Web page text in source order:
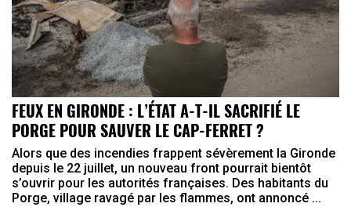
FEUX EN GIRONDE : L’ÉTAT A-T-IL SACRIFIÉ LE
PORGE POUR SAUVER LE CAP-FERRET ?
Alors que des incendies frappent sévèrement la Gironde
depuis le 22 juillet, un nouveau front pourrait bientôt
s’ouvrir pour les autorités françaises. Des habitants du
Porge, village ravagé par les flammes, ont annoncé ...